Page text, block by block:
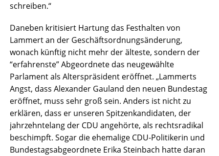
schreiben.“
Daneben kritisiert Hartung das Festhalten von
Lammert an der Geschäftsordnungsänderung,
wonach künftig nicht mehr der älteste, sondern der
“erfahrenste” Abgeordnete das neugewählte
Parlament als Alterspräsident eröffnet. „Lammerts
Angst, dass Alexander Gauland den neuen Bundestag
eröffnet, muss sehr groß sein. Anders ist nicht zu
erklären, dass er unseren Spitzenkandidaten, der
jahrzehntelang der CDU angehörte, als rechtsradikal
beschimpft. Sogar die ehemalige CDU-Politikerin und
Bundestagsabgeordnete Erika Steinbach hatte daran